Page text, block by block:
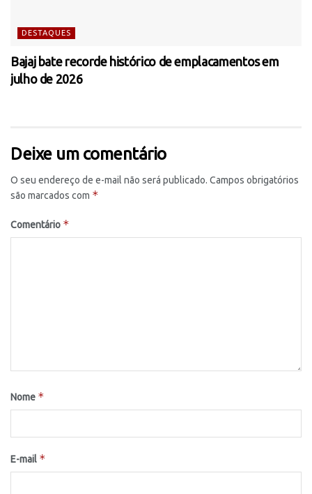
DESTAQUES
Bajaj bate recorde histórico de emplacamentos em
julho de 2026
Deixe um comentário
O seu endereço de e-mail não será publicado. Campos obrigatórios
são marcados com *
Comentário *
Nome *
E-mail *